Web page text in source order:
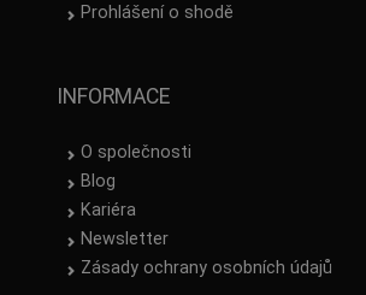
Prohlášení o shodě
INFORMACE
O společnosti
Blog
Kariéra
Newsletter
Zásady ochrany osobních údajů